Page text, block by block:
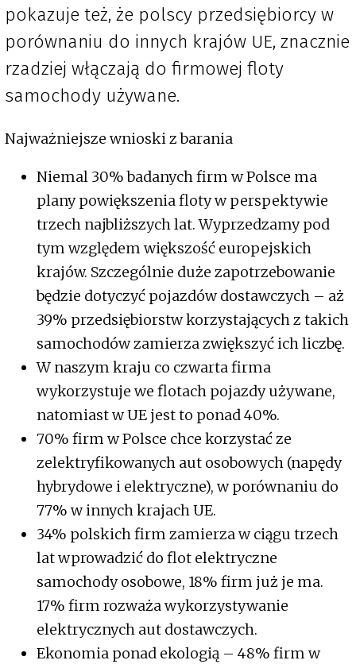
pokazuje też, że polscy przedsiębiorcy w
porównaniu do innych krajów UE, znacznie
rzadziej włączają do firmowej floty
samochody używane.
Najważniejsze wnioski z barania
Niemal 30% badanych firm w Polsce ma
plany powiększenia floty w perspektywie
trzech najbliższych lat. Wyprzedzamy pod
tym względem większość europejskich
krajów. Szczególnie duże zapotrzebowanie
będzie dotyczyć pojazdów dostawczych – aż
39% przedsiębiorstw korzystających z takich
samochodów zamierza zwiększyć ich liczbę.
W naszym kraju co czwarta firma
wykorzystuje we flotach pojazdy używane,
natomiast w UE jest to ponad 40%.
70% firm w Polsce chce korzystać ze
zelektryfikowanych aut osobowych (napędy
hybrydowe i elektryczne), w porównaniu do
77% w innych krajach UE.
34% polskich firm zamierza w ciągu trzech
lat wprowadzić do flot elektryczne
samochody osobowe, 18% firm już je ma.
17% firm rozważa wykorzystywanie
elektrycznych aut dostawczych.
Ekonomia ponad ekologią – 48% firm w